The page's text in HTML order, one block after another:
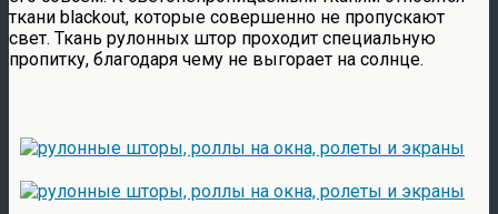
ткани blackout, которые совершенно не пропускают
свет. Ткань рулонных штор проходит специальную
пропитку, благодаря чему не выгорает на солнце.